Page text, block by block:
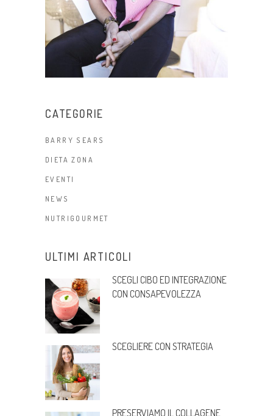
CATEGORIE
BARRY SEARS
DIETA ZONA
EVENTI
NEWS
NUTRIGOURMET
ULTIMI ARTICOLI
SCEGLI CIBO ED INTEGRAZIONE
CON CONSAPEVOLEZZA
SCEGLIERE CON STRATEGIA
PRESERVIAMO IL COLLAGENE